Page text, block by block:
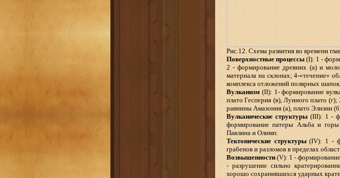
Рис.12. Схема развития во времени
Поверхностные процессы (I): 1 -
2 - формирование древних (а) и
материала на склонах; 4-«течение»
комплекса отложений полярных
Вулканизм (II): 1- формирование
плато Гесперия (в), Лунного плато
равнины Амазония (а), плато Элизии
Вулканические структуры (III): 1 -
формирование патеры Альба и
Павлина и Олимп.
Тектонические структуры(IV): 1 -
грабенов и разломов в пределах
Возвышенности(V): 1 -
- разрушение сильно
хорошо сохранившихся ударных